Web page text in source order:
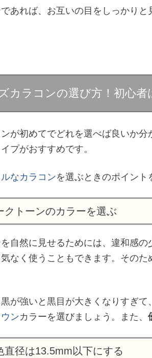
あれば、お互いの目をしっかり
カラコンの選び方！初心
ンが初めてでどれを選べば良いか
プがおすすめです。
なカラコンを選ぶときのポイント
トーンのカラーを選ぶ
を自然に見せるためには、違和感
なく使うこともできます。そのた
が強いと黒目が大きくなりすぎ
ンカラーを選びましょう。また、
径は13.5mm以下にする